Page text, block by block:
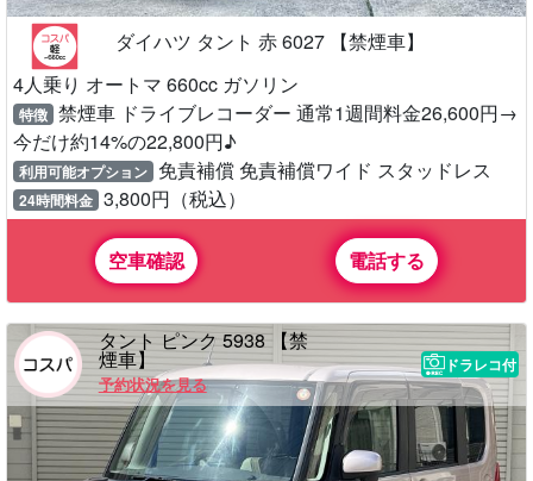
ダイハツ タント 赤 6027 【禁煙車】
4人乗り オートマ 660cc ガソリン
特徴 禁煙車 ドライブレコーダー 通常1週間料金26,600円→
今だけ約14%の22,800円♪
利用可能オプション 免責補償 免責補償ワイド スタッドレス
24時間料金 3,800円（税込）
空車確認 電話する
タント ピンク 5938 【禁
煙車】
予約状況を見る
ドラレコ付